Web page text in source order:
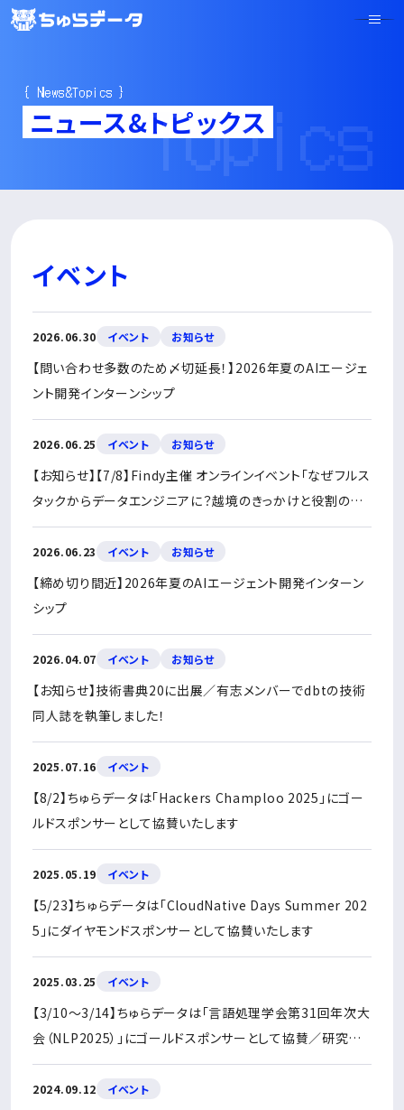
{ News&Topics }
ニュース&トピックス
Topics
イベント
2026.06.30 イベント お知らせ
【問い合わせ多数のため〆切延長！】2026年夏のAIエージェ
ント開発インターンシップ
2026.06.25 イベント お知らせ
【お知らせ】【7/8】Findy主催 オンラインイベント「なぜフルス
タックからデータエンジニアに？越境のきっかけと役割のギ
ャップ」に弊社データエンジニア・萩原が登壇
2026.06.23 イベント お知らせ
【締め切り間近】2026年夏のAIエージェント開発インターン
シップ
2026.04.07 イベント お知らせ
【お知らせ】技術書典20に出展／有志メンバーでdbtの技術
同人誌を執筆しました！
2025.07.16 イベント
【8/2】ちゅらデータは「Hackers Champloo 2025」にゴー
ルドスポンサーとして協賛いたします
2025.05.19 イベント
【5/23】ちゅらデータは「CloudNative Days Summer 202
5」にダイヤモンドスポンサーとして協賛いたします
2025.03.25 イベント
【3/10〜3/14】ちゅらデータは「言語処理学会第31回年次大
会（NLP2025）」にゴールドスポンサーとして協賛／研究発
表しました
2024.09.12 イベント